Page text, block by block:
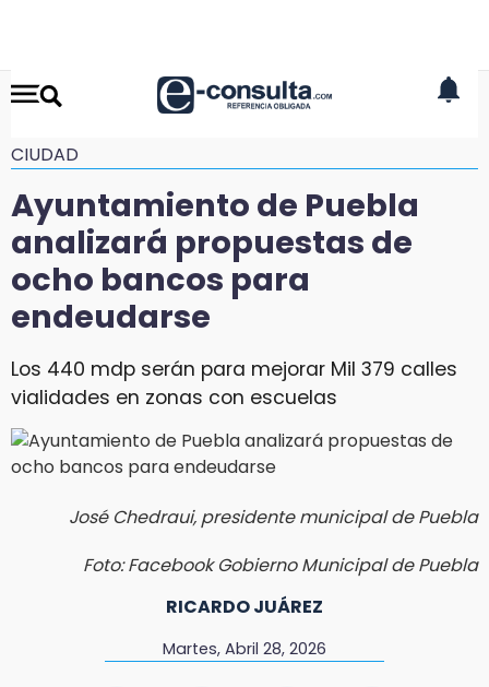
CIUDAD
Ayuntamiento de Puebla
analizará propuestas de
ocho bancos para
endeudarse
Los 440 mdp serán para mejorar Mil 379 calles
vialidades en zonas con escuelas
José Chedraui, presidente municipal de Puebla
Foto: Facebook Gobierno Municipal de Puebla
RICARDO JUÁREZ
Martes, Abril 28, 2026